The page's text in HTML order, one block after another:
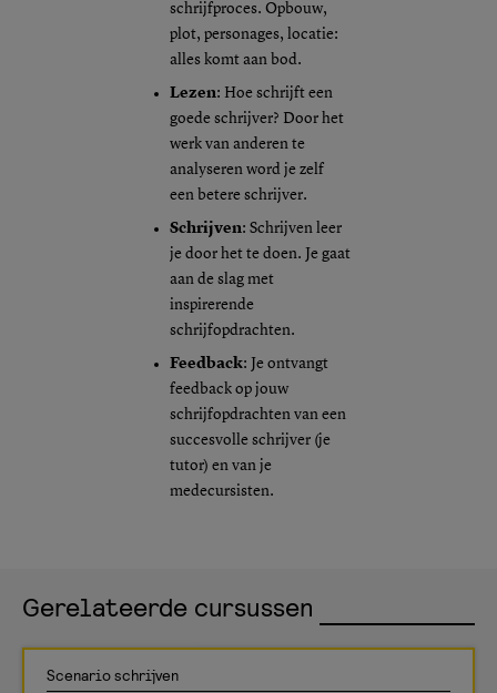
schrijfproces. Opbouw,
plot, personages, locatie:
alles komt aan bod.
Lezen: Hoe schrijft een
goede schrijver? Door het
werk van anderen te
analyseren word je zelf
een betere schrijver.
Schrijven: Schrijven leer
je door het te doen. Je gaat
aan de slag met
inspirerende
schrijfopdrachten.
Feedback: Je ontvangt
feedback op jouw
schrijfopdrachten van een
succesvolle schrijver (je
tutor) en van je
medecursisten.
Gerelateerde cursussen
Scenario schrijven